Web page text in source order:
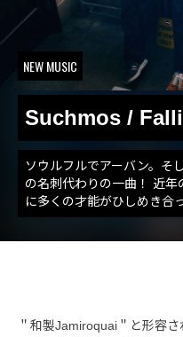
NEW MUSIC
Suchmos /
ソウルフルでアーバン。そ
の名刺代わりの一曲！ 近年
に多くの才能がひしめき合
＂和製Jamiroquai＂と形容